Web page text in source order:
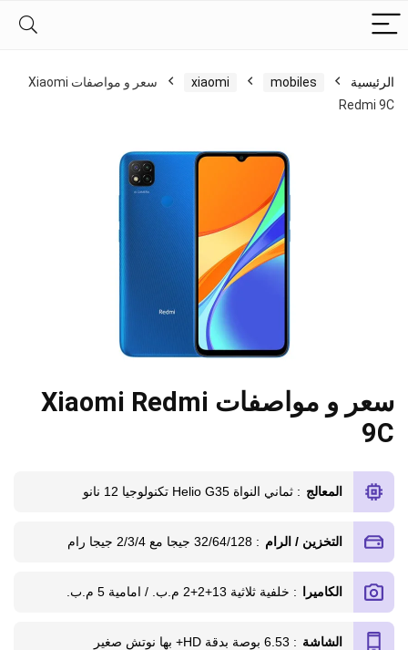
الرئيسية mobiles
xiaomi
سعر و مواصفات Xiaomi
Redmi 9C
سعر و مواصفات Xiaomi Redmi
9C
المعالج : ثماني النواة Helio G35 تكنولوجيا 12 نانو
التخزين / الرام : 32/64/128 جيجا مع 2/3/4 جيجا رام
الكاميرا : خلفية ثلاثية 13+2+2 م.ب. / امامية 5 م.ب.
الشاشة : 6.53 بوصة بدقة HD+ بها نوتش صغير